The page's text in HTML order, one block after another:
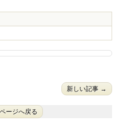
新しい記事 →
ージへ戻る